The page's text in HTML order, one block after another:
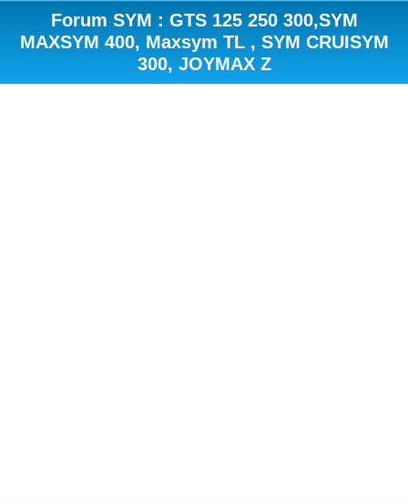
Forum SYM : GTS 125 250 300,SYM
MAXSYM 400, Maxsym TL , SYM CRUISYM
300, JOYMAX Z